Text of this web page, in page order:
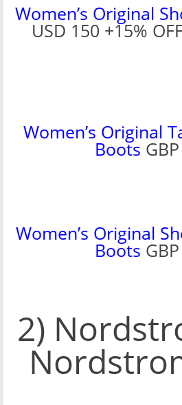
Women’s Original
USD 150 +15%
Women’s Original
Boots
Women’s Original
Boots
2)